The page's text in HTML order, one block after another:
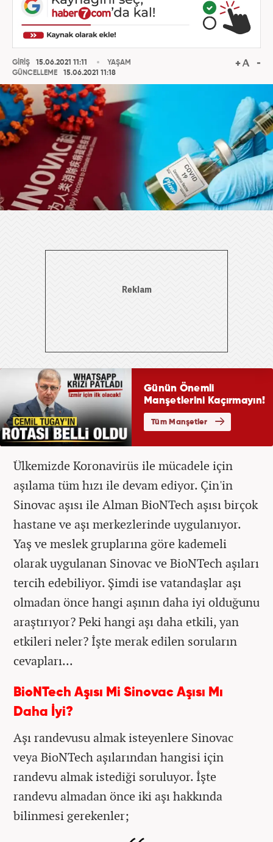
GİRİŞ
15.06.2021 11:11
GÜNCELLEME
15.06.2021 11:18
YAŞAM
Ülkemizde Koronavirüs ile mücadele için
aşılama tüm hızı ile devam ediyor. Çin'in
Sinovac aşısı ile Alman BioNTech aşısı birçok
hastane ve aşı merkezlerinde uygulanıyor.
Yaş ve meslek gruplarına göre kademeli
olarak uygulanan Sinovac ve BioNTech aşıları
tercih edebiliyor. Şimdi ise vatandaşlar aşı
olmadan önce hangi aşının daha iyi olduğunu
araştırıyor? Peki hangi aşı daha etkili, yan
etkileri neler? İşte merak edilen soruların
cevapları...
BioNTech Aşısı Mi Sinovac Aşısı Mı
Daha İyi?
Aşı randevusu almak isteyenlere Sinovac
veya BioNTech aşılarından hangisi için
randevu almak istediği soruluyor. İşte
randevu almadan önce iki aşı hakkında
bilinmesi gerekenler;